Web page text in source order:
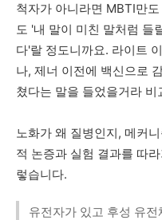
척자가 아니라면 MBTI만도
도 '내 말이 미친 말처럼 들
다'랄 정도니까요. 라이트
나, 제너 이전에 백신으로
쳤다는 말을 들었을거라 비
노화가 왜 질병인지, 메커
적 논증과 실험 결과를 따
렇습니다.
유전자가 있고 후성 유